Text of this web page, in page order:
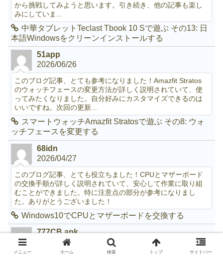
から挑戦してみようと思います。引き続き、他の記事も楽し
みにしていま...
中華タブレットTeclast Tbook 10 Sで遊ぶ その13: 日
本語Windowsをクリーンインストールする
51app
2026/06/26
このブログ記事、とても参考になりました！Amazfit Stratos
のウォッチフェースの変更方法が詳しく説明されていて、使
ってみたくなりました。自分好みにカスタマイズできるのは
いいですね。次回の更新...
スマートウォッチAmazfit Stratosで遊ぶ その8: ウォ
ッチフェースを変更する
68idn
2026/04/27
このブログ記事、とても役立ちました！CPUとマザーボード
の交換手順が詳しく説明されていて、安心して作業に取り組
むことができました。特に注意点の部分が参考になりまし
た。ありがとうございました！
Windows10でCPUとマザーボードを交換する
777CB apk
2026/02/27
メニュー ホーム 検索 トップ サイドバー